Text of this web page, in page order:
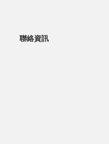
聯絡資訊